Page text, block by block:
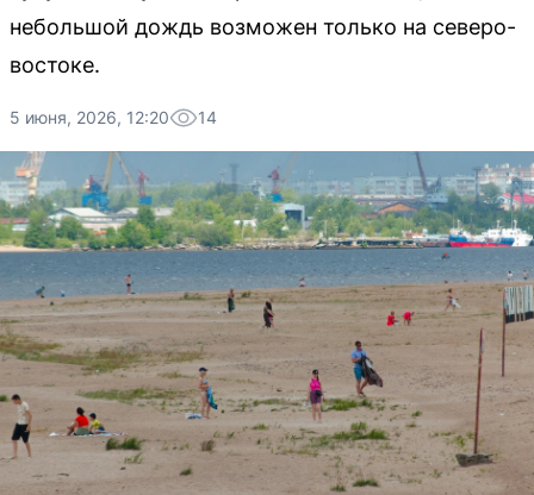
небольшой дождь возможен только на северо-
востоке.
5 июня, 2026, 12:20 14